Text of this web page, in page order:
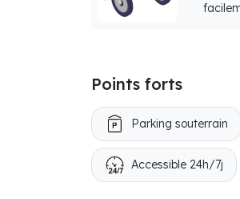
Points forts
Parking souterrain
Accessible 24h/7j